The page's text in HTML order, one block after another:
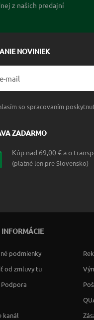
z našich predajní
NOVINIEK
so spracovaním
ZADARMO
Kúp nad 69,00 € a o
(platné len pre Slovensko)
INFORMÁCIE
podmienky
od zmluvy tu
Podpora
kanál